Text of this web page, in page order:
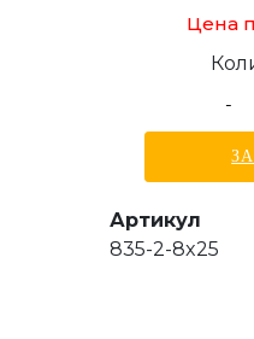
Цена
-
Артикул
835-2-8x25